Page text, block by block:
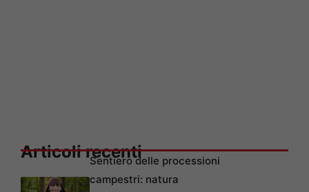
Articoli recentiSentiero delle processioni
campestri: natura